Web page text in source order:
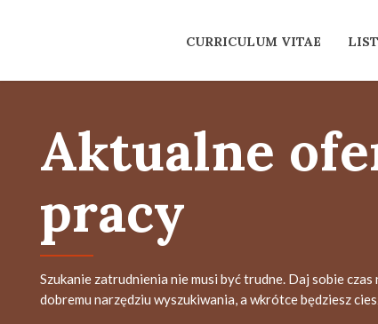
CURRICULUM VITAE
Aktualne
pracy
Szukanie zatrudnienia nie musi być trudne. Daj sobie
dobremu narzędziu wyszukiwania, a wkrótce będziesz